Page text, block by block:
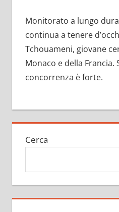
Monitorato a lungo
continua a tenere
Tchouameni, giovane
Monaco e della Francia.
concorrenza è forte.
Cerca